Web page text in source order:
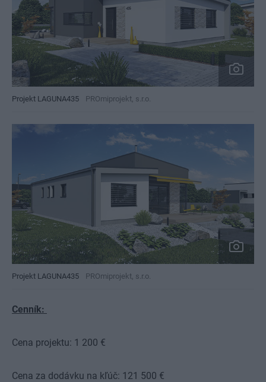
Projekt LAGUNA435 PROmiprojekt, s.r.o.
Projekt LAGUNA435 PROmiprojekt, s.r.o.
Cenník:
Cena projektu: 1 200 €
Cena za dodávku na kľúč: 121 500 €